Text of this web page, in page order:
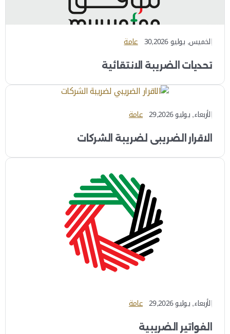
الخميس, يوليو 30,2026 عامة
تحديات الضريبة الانتقائية
الأربعاء, يوليو 29,2026 عامة
الاقرار الضريبي لضريبة الشركات
الأربعاء, يوليو 29,2026 عامة
الفواتير الضريبية